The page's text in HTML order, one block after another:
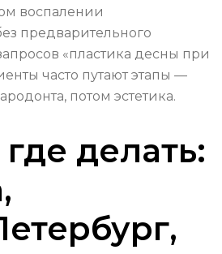
воспалении
предварительного
«пластика десны при
часто путают этапы —
потом эстетика.
делать: